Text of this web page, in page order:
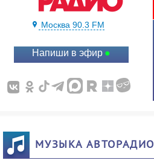
Москва 90.3 FM
Напиши в эфир
МУЗЫКА АВТОРАДИО